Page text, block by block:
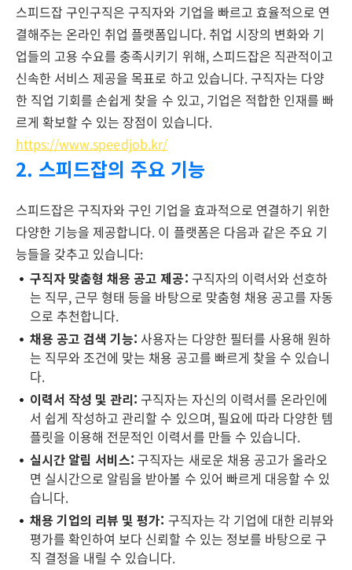
스피드잡 구인구직은 구직자와 기업을 빠르고 효율적으로 연
결해주는 온라인 취업 플랫폼입니다. 취업 시장의 변화와 기
업들의 고용 수요를 충족시키기 위해, 스피드잡은 직관적이고
신속한 서비스 제공을 목표로 하고 있습니다. 구직자는 다양
한 직업 기회를 손쉽게 찾을 수 있고, 기업은 적합한 인재를 빠
르게 확보할 수 있는 장점이 있습니다.
https://www.speedjob.kr/
2. 스피드잡의 주요 기능
스피드잡은 구직자와 구인 기업을 효과적으로 연결하기 위한
다양한 기능을 제공합니다. 이 플랫폼은 다음과 같은 주요 기
능들을 갖추고 있습니다:
구직자 맞춤형 채용 공고 제공: 구직자의 이력서와 선호하
는 직무, 근무 형태 등을 바탕으로 맞춤형 채용 공고를 자동
으로 추천합니다.
채용 공고 검색 기능: 사용자는 다양한 필터를 사용해 원하
는 직무와 조건에 맞는 채용 공고를 빠르게 찾을 수 있습니
다.
이력서 작성 및 관리: 구직자는 자신의 이력서를 온라인에
서 쉽게 작성하고 관리할 수 있으며, 필요에 따라 다양한 템
플릿을 이용해 전문적인 이력서를 만들 수 있습니다.
실시간 알림 서비스: 구직자는 새로운 채용 공고가 올라오
면 실시간으로 알림을 받아볼 수 있어 빠르게 대응할 수 있
습니다.
채용 기업의 리뷰 및 평가: 구직자는 각 기업에 대한 리뷰와
평가를 확인하여 보다 신뢰할 수 있는 정보를 바탕으로 구
직 결정을 내릴 수 있습니다.